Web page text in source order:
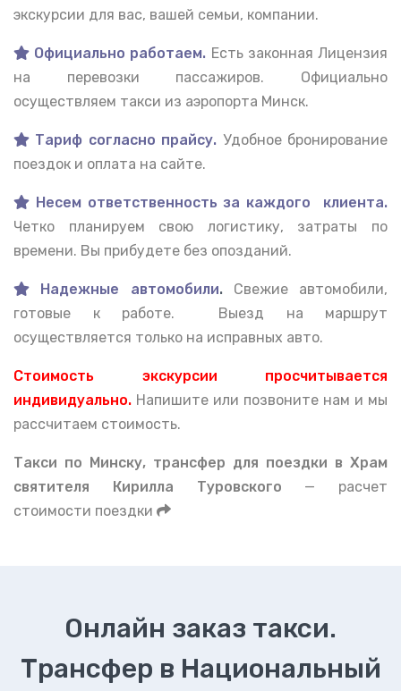
экскурсии для вас, вашей семьи, компании.
Официально работаем. Есть законная Лицензия
на перевозки пассажиров. Официально
осуществляем такси из аэропорта Минск.
Тариф согласно прайсу. Удобное бронирование
поездок и оплата на сайте.
Несем ответственность за каждого клиента.
Четко планируем свою логистику, затраты по
времени. Вы прибудете без опозданий.
Надежные автомобили. Свежие автомобили,
готовые к работе. Выезд на маршрут
осуществляется только на исправных авто.
Стоимость экскурсии просчитывается
индивидуально. Напишите или позвоните нам и мы
рассчитаем стоимость.
Такси по Минску, трансфер для поездки в Храм
святителя Кирилла Туровского — расчет
стоимости поездки
Онлайн заказ такси.
Трансфер в Национальный